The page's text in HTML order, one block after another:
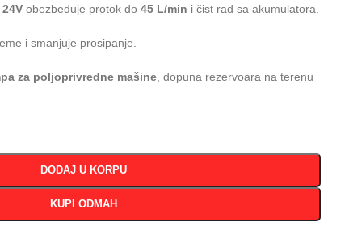
obezbeđuje protok do 45 L/min i čist rad sa akumulatora.
i smanjuje prosipanje.
za poljoprivredne mašine , dopuna rezervoara na terenu
DODAJ U KORPU
KUPI ODMAH